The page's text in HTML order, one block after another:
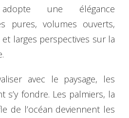
adopte une élégance
pures, volumes ouverts,
larges perspectives sur la
avec le paysage, les
s’y fondre. Les palmiers, la
de l’océan deviennent les